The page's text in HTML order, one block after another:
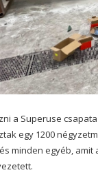
a Superuse
egy 1200
minden egyéb,